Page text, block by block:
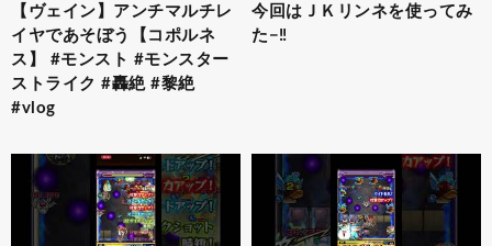
【ヴェイン】アンチマルチレ
イヤであそぼう【コポルネ
ス】 #モンスト #モンスター
ストライク #轟絶 #黎絶
#vlog
今回はＪＫリンネを使ってみ
た−‼️